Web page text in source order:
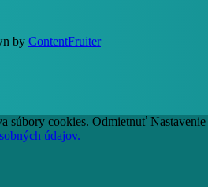
by ContentFruiter
súbory cookies. Odmietnuť Nastavenie
údajov.